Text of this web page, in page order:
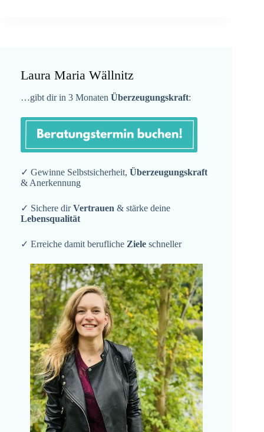
Laura Maria Wällnitz
…gibt dir in 3 Monaten Überzeugungskraft:
✓ Gewinne Selbstsicherheit, Überzeugungskraft
& Anerkennung
✓ Sichere dirVertrauen & stärke deine
Lebensqualität
✓ Erreiche damit berufliche Ziele schneller